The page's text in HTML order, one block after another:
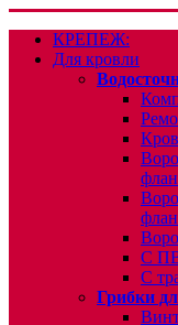
КРЕПЕЖ:
Для кровли
С
С
Грибки